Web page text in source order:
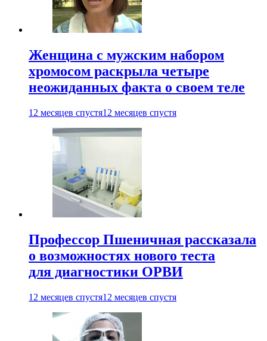
Женщина с мужским набором
хромосом раскрыла четыре
неожиданных факта о своем теле
12 месяцев спустя12 месяцев спустя
Профессор Пшеничная рассказала
о возможностях нового теста
для диагностики ОРВИ
12 месяцев спустя12 месяцев спустя